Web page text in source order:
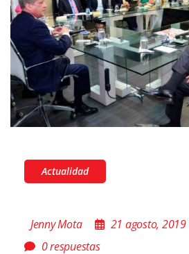
Actualidad
Jenny Mota
21 agosto,
0 respuestas